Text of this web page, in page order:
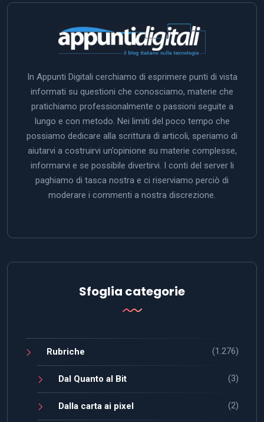
In Appunti Digitali cerchiamo di esprimere punti di vista
informati su questioni che conosciamo, materie che
pratichiamo professionalmente o passioni seguite a
lungo e con metodo. Nei limiti del poco tempo che
possiamo dedicare alla scrittura di articoli, speriamo di
aiutarvi a costruirvi un’opinione su materie complesse,
informarvi e se possibile divertirvi. I conti del server li
paghiamo di tasca nostra e ci riserviamo perciò di
moderare i commenti a nostra discrezione.
Sfoglia categorie
Rubriche (1.276)
Dal Quanto al Bit (3)
Dalla carta ai pixel (2)